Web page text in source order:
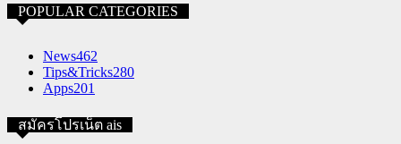
POPULAR CATEGORIES
News462
Tips&Tricks280
Apps201
สมัครโปรเน็ต ais